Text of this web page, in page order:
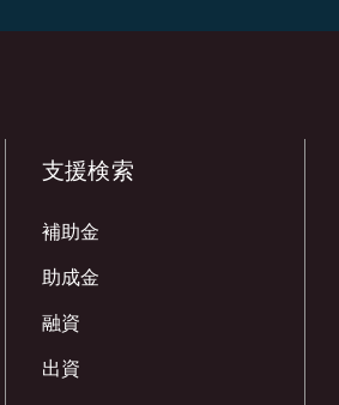
支援検索
補助金
助成金
融資
出資